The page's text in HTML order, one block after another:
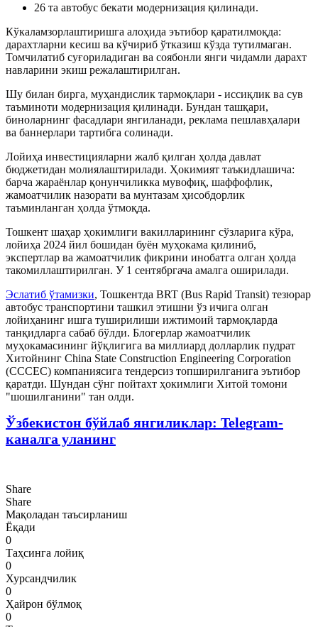
26 та автобус бекати модернизация қилинади.
Кўкаламзорлаштиришга алоҳида эътибор қаратилмоқда:
дарахтларни кесиш ва кўчириб ўтказиш кўзда тутилмаган.
Томчилатиб суғориладиган ва соябонли янги чидамли дарахт
навларини экиш режалаштирилган.
Шу билан бирга, муҳандислик тармоқлари - иссиқлик ва сув
таъминоти модернизация қилинади. Бундан ташқари,
биноларнинг фасадлари янгиланади, реклама пешлавҳалари
ва баннерлари тартибга солинади.
Лойиҳа инвестицияларни жалб қилган ҳолда давлат
бюджетидан молиялаштирилади. Ҳокимият таъкидлашича:
барча жараёнлар қонунчиликка мувофиқ, шаффофлик,
жамоатчилик назорати ва мунтазам ҳисобдорлик
таъминланган ҳолда ўтмоқда.
Тошкент шаҳар ҳокимлиги вакилларининг сўзларига кўра,
лойиҳа 2024 йил бошидан буён муҳокама қилиниб,
экспертлар ва жамоатчилик фикрини инобатга олган ҳолда
такомиллаштирилган. У 1 сентябргача амалга оширилади.
Эслатиб ўтамизки, Тошкентда BRT (Bus Rapid Transit) тезюрар
автобус транспортини ташкил этишни ўз ичига олган
лойиҳанинг ишга туширилиши ижтимоий тармоқларда
танқидларга сабаб бўлди. Блогерлар жамоатчилик
муҳокамасининг йўқлигига ва миллиард долларлик пудрат
Хитойнинг China State Construction Engineering Corporation
(CСCЕC) компаниясига тендерсиз топширилганига эътибор
қаратди. Шундан сўнг пойтахт ҳокимлиги Хитой томони
"шошилганини" тан олди.
Ўзбекистон бўйлаб янгиликлар: Telegram-
каналга уланинг
Share
Share
Мақоладан таъсирланиш
Ёқади
0
Таҳсинга лойиқ
0
Хурсандчилик
0
Ҳайрон бўлмоқ
0